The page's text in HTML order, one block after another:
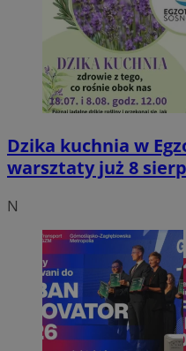
Dzika kuchnia w
warsztaty już 8
N